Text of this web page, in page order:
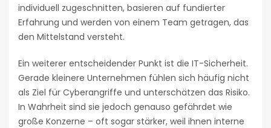
individuell zugeschnitten, basieren auf fundierter
Erfahrung und werden von einem Team getragen, das
den Mittelstand versteht.
Ein weiterer entscheidender Punkt ist die IT-Sicherheit.
Gerade kleinere Unternehmen fühlen sich häufig nicht
als Ziel für Cyberangriffe und unterschätzen das Risiko.
In Wahrheit sind sie jedoch genauso gefährdet wie
große Konzerne – oft sogar stärker, weil ihnen interne